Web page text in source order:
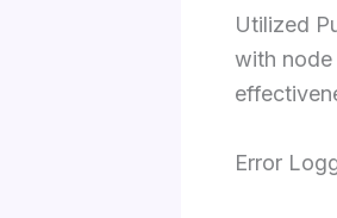
Utilized
with node
Error